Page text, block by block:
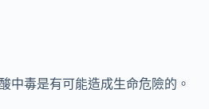
中毒是有可能造成生命危險的。